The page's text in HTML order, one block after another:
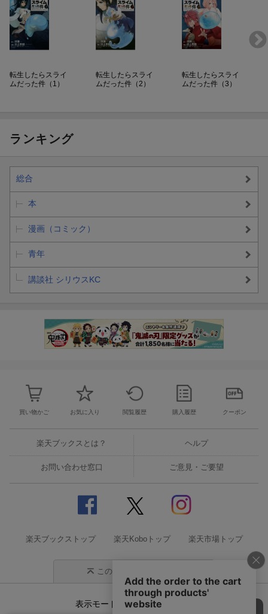
転生したらスライ
ムだった件（1）
転生したらスライ
ムだった件（2）
転生したらスライ
ムだった件（3）
ランキング
総合
本
漫画（コミック）
青年
講談社 シリウスKC
買い物かご お気に入り 閲覧履歴 購入履歴 クーポン
楽天ブックスとは？ ヘルプ
お問い合わせ窓口 ご意見・ご要望
楽天ブックストップ 楽天Koboトップ 楽天市場トップ
このページの先頭に戻る
表示モード モバイル